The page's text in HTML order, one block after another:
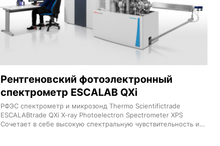
Рентгеновский фотоэлектронный
спектрометр ESCALAB QXi
РФЭС спектрометр и микрозонд Thermo Scientifictrade
ESCALABtrade QXi X-ray Photoelectron Spectrometer XPS
Сочетает в себе высокую спектральную чувствительность и